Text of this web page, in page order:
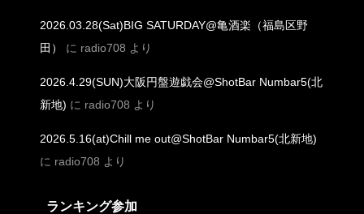
2026.03.28(Sat)BIG SATURDAY@亀酒楽（福島区野
田）
に radio708 より
2026.4.29(SUN)大阪円盤遊戯会@ShotBar Numbar5(北
新地) に radio708 より
2026.5.16(at)Chill me out@ShotBar Numbar5(北新地)
に radio708 より
ランキング参加